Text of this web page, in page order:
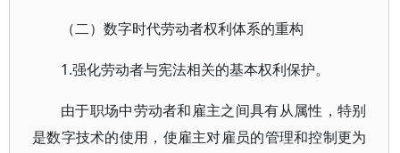
（二）数字时代劳动者权利体系的重构
1.强化劳动者与宪法相关的基本权利保护。
由于职场中劳动者和雇主之间具有从属性，特别
是数字技术的使用，使雇主对雇员的管理和控制更为